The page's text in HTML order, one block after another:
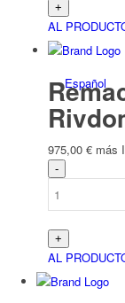
Español
AL
975,00 € más
AL